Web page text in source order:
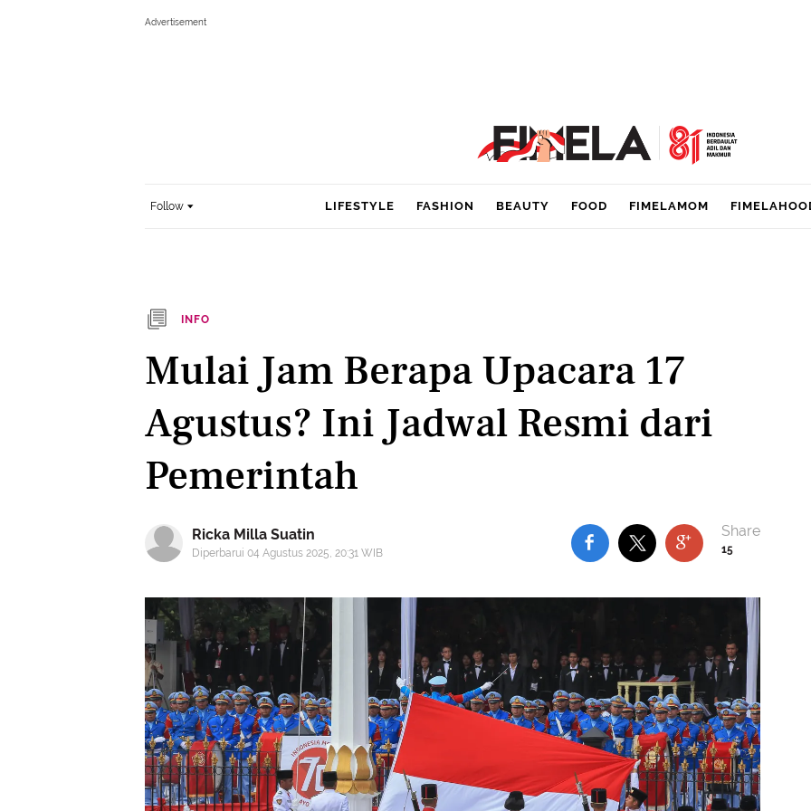
Follow LIFESTYLE FASHION BEAUTY FOOD FIMELAMOM
INFO
Mulai Jam Berapa Upacara 17
Agustus? Ini Jadwal Resmi dari
Pemerintah
Ricka Milla Suatin
Diperbarui 04 Agustus 2025, 20:31 WIB 15